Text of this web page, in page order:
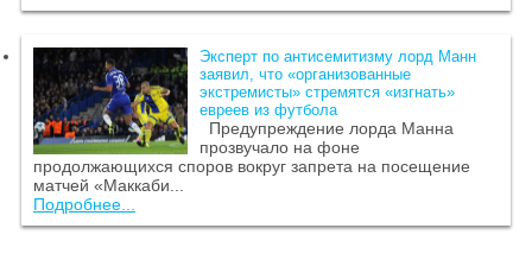
Эксперт по антисемитизму лорд Манн
заявил, что «организованные
экстремисты» стремятся «изгнать»
евреев из футбола
Предупреждение лорда Манна
прозвучало на фоне
продолжающихся споров вокруг запрета на посещение
матчей «Маккаби...
Подробнее...